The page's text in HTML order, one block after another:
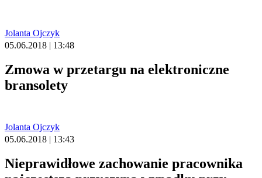
Jolanta Ojczyk
05.06.2018 | 13:48
Zmowa w przetargu na elektroniczne
bransolety
Jolanta Ojczyk
05.06.2018 | 13:43
Nieprawidłowe zachowanie pracownika